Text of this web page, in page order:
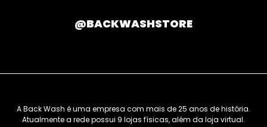
@BACKWASHSTORE
A Back Wash é uma empresa com mais de 25 anos de história.
Atualmente a rede possui 9 lojas físicas, além da loja virtual.